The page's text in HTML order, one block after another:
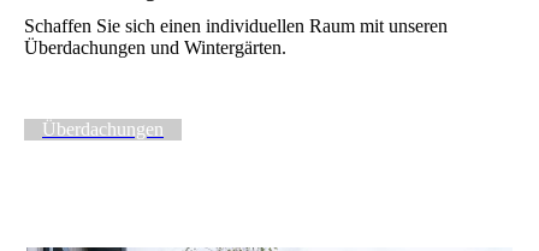
Schaffen Sie sich einen individuellen Raum mit unseren
Überdachungen und Wintergärten.
Überdachungen